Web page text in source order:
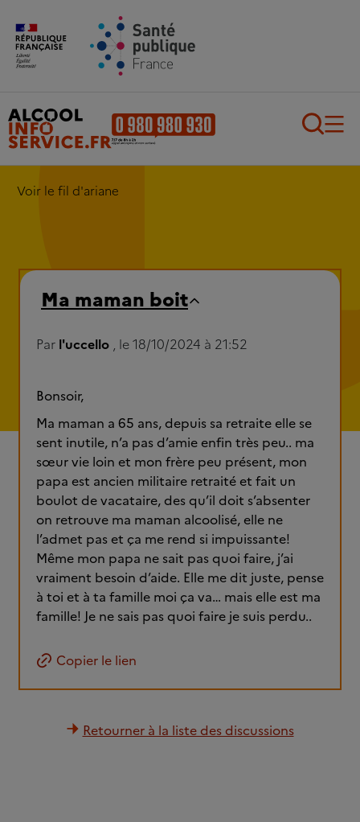
Aller au contenu principal
Voir le fil d'ariane
Ma maman boit
Par l'uccello , le 18/10/2024 à 21:52
Bonsoir,
Ma maman a 65 ans, depuis sa retraite elle se
sent inutile, n’a pas d’amie enfin très peu.. ma
sœur vie loin et mon frère peu présent, mon
papa est ancien militaire retraité et fait un
boulot de vacataire, des qu’il doit s’absenter
on retrouve ma maman alcoolisé, elle ne
l’admet pas et ça me rend si impuissante!
Même mon papa ne sait pas quoi faire, j’ai
vraiment besoin d’aide. Elle me dit juste, pense
à toi et à ta famille moi ça va… mais elle est ma
famille! Je ne sais pas quoi faire je suis perdu..
Copier le lien
Retourner à la liste des discussions